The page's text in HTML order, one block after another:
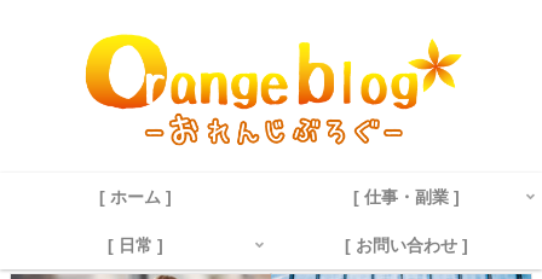
[ ホーム ] [ 仕事・副業 ]
[ 日常 ] [ お問い合わせ ]